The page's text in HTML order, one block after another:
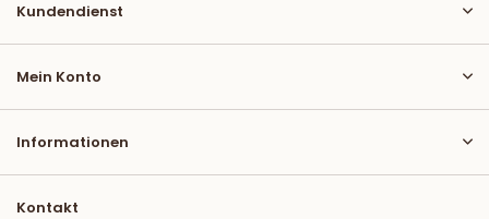
Kundendienst
Mein Konto
Informationen
Kontakt